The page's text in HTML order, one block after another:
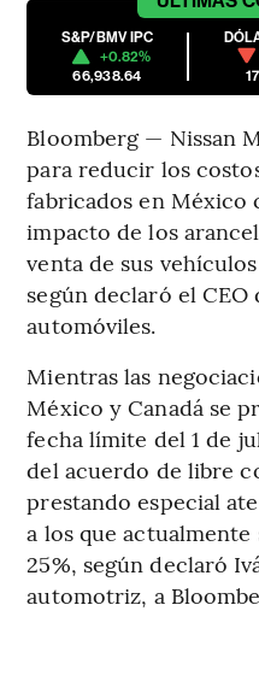
S&P/BMV IPC
+0.82%
66,938.64
Bloomberg — Nissan
para reducir los
fabricados en
impacto de los
venta de sus
según declaró el
automóviles.
Mientras las
México y Canadá se
fecha límite del 1 de
del acuerdo de libre
prestando especial
a los que
25%, según declaró
automotriz, a